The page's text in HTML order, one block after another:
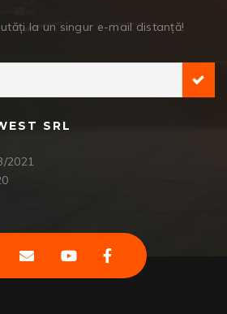
la un singur e-mail distanță!
SRL
2021